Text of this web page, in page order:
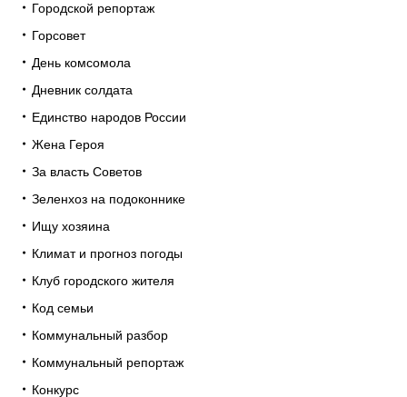
Городской репортаж
Горсовет
День комсомола
Дневник солдата
Единство народов России
Жена Героя
За власть Советов
Зеленхоз на подоконнике
Ищу хозяина
Климат и прогноз погоды
Клуб городского жителя
Код семьи
Коммунальный разбор
Коммунальный репортаж
Конкурс